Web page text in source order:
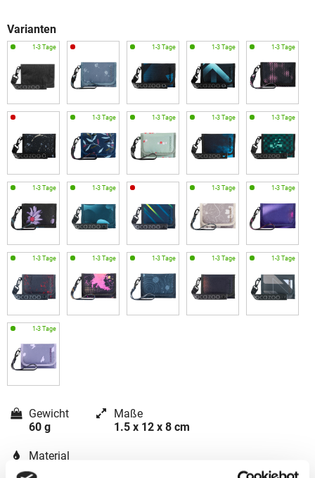
Varianten
Gewicht
60 g
Maße
1.5 x 12 x 8 cm
Material
Polyester